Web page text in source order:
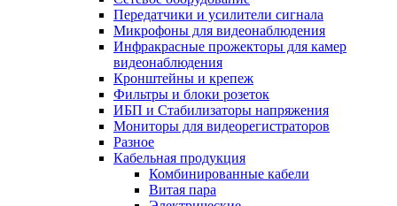
Передатчики и усилители сигнала
Микрофоны для видеонаблюдения
Инфракрасные прожекторы для камер
видеонаблюдения
Кронштейны и крепеж
Фильтры и блоки розеток
ИБП и Стабилизаторы напряжения
Мониторы для видеорегистраторов
Разное
Кабельная продукция
Комбинированные кабели
Витая пара